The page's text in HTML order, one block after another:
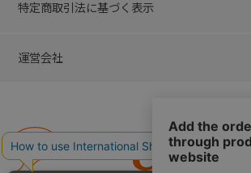
特定商取引法に基づく表示
運営会社